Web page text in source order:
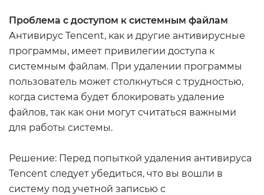
Проблема с доступом к системным файлам
Антивирус Tencent, как и другие антивирусные
программы, имеет привилегии доступа к
системным файлам. При удалении программы
пользователь может столкнуться с трудностью,
когда система будет блокировать удаление
файлов, так как они могут считаться важными
для работы системы.
Решение: Перед попыткой удаления антивируса
Tencent следует убедиться, что вы вошли в
систему под учетной записью с